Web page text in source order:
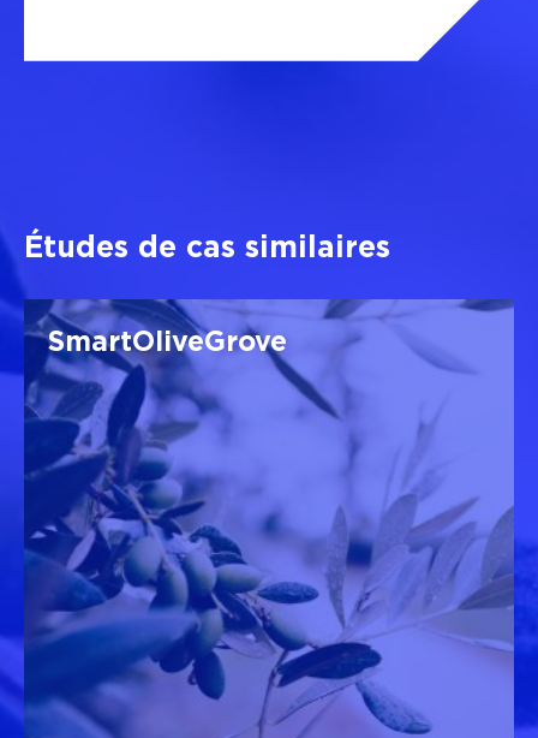
Études de cas similaires
SmartOliveGrove